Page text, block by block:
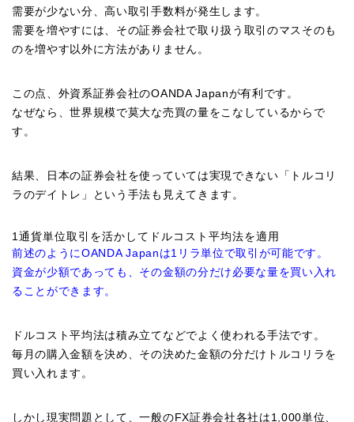
需要が少ない分、高い取引手数料が発生します。
需要を増やすには、その証券会社で取り扱う取引のマスそのも
のを増やす以外に方法がありません。
この点、外資系証券会社のOANDA Japanが有利です。
なぜなら、世界規模で莫大な売買の量をこなしているからで
す。
結果、日本の証券会社を使っていては実現できない「トルコリ
ラのデイトレ」という手法も見えてきます。
1通貨単位取引を活かしてドルコスト平均法を適用
前述のようにOANDA Japanは1リラ単位で取引が可能です。
資金が少額であっても、その金額の分だけ必要な量を買い入れ
ることができます。
ドルコスト平均法は積み立てなどでよく使われる手法です。
毎月の購入金額を決め、その決めた金額の分だけトルコリラを
買い入れます。
しかし現実問題として、一般のFX証券会社各社は1,000単位、